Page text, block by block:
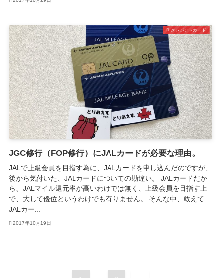
クレジットカード
JGC修行（FOP修行）にJALカードが必要な理由。
JALで上級会員を目指す為に、JALカードを申し込んだのですが、
後から気付いた、JALカードについての勘違い。 JALカードだか
ら、JALマイル還元率が高いわけでは無く、上級会員を目指す上
で、大して優位というわけでも有りません。 そんな中、敢えて
JALカー...
2017年10月19日